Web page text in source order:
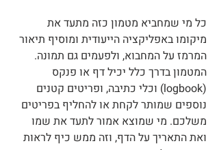
כל מי שמחביא מטמון כזה מתעד את
מיקומו באפליקציה הייעודית ומוסיף תיאור
המרמז על המחבוא, ולפעמים גם תמונה.
המטמון בדרך כלל יכיל דף או פנקס
(logbook) וכלי כתיבה, ופריטים קטנים
נוספים שמותר לקחת או להחליף בפריטים
משלכם. מי שמוצא אמור לתעד את שמו
ואת התאריך על הדף, וזה ממש כיף לראות